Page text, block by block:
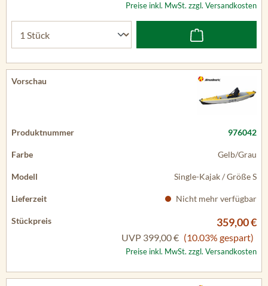
Preise inkl. MwSt. zzgl. Versandkosten
976042
Gelb/Grau
Single-Kajak / Größe S
Nicht mehr verfügbar
359,00 €
UVP 399,00 € (10.03% gespart)
Preise inkl. MwSt. zzgl. Versandkosten